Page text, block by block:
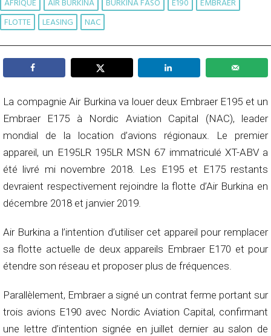
AFRIQUE AIR BURKINA BURKINA FASO E190
EMBRAER
FLOTTE
LEASING NAC
La compagnie Air Burkina va louer deux Embraer E195 et un
Embraer E175 à Nordic Aviation Capital (NAC), leader
mondial de la location d’avions régionaux. Le premier
appareil, un E195LR 195LR MSN 67 immatriculé XT-ABV a
été livré mi novembre 2018. Les E195 et E175 restants
devraient respectivement rejoindre la flotte d’Air Burkina en
décembre 2018 et janvier 2019.
Air Burkina a l’intention d’utiliser cet appareil pour remplacer
sa flotte actuelle de deux appareils Embraer E170 et pour
étendre son réseau et proposer plus de fréquences.
Parallèlement, Embraer a signé un contrat ferme portant sur
trois avions E190 avec Nordic Aviation Capital, confirmant
une lettre d’intention signée en juillet dernier au salon de